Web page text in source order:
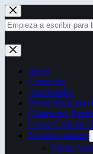
Saltar
al
contenido
Sin
resultados
Inicio
Contactos
Autoridades
Fiesta Nacional
Chamamé:
Censo Cultural
Eventos anuales
Fiesta